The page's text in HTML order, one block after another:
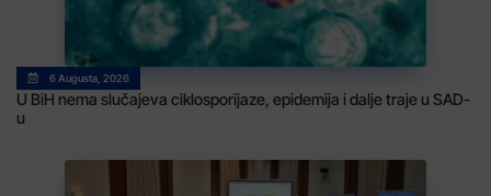
6 Augusta, 2026
U BiH nema slučajeva ciklosporijaze, epidemija i dalje traje u SAD-
u